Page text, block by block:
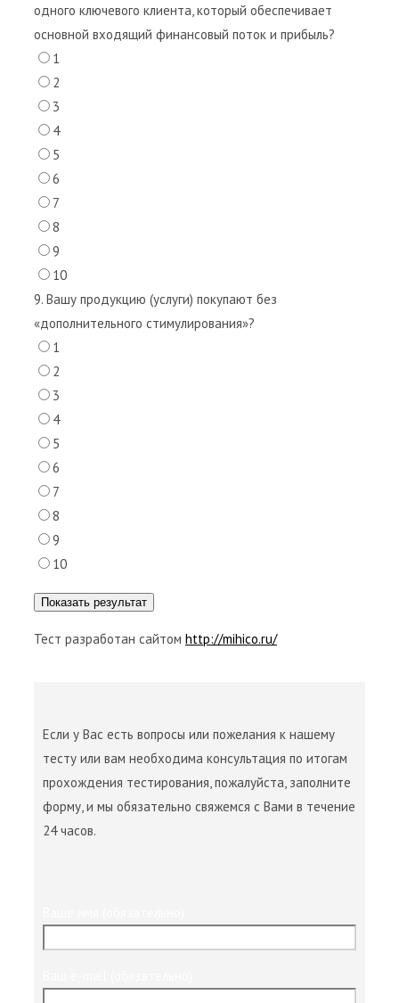
одного ключевого клиента, который обеспечивает
основной входящий финансовый поток и прибыль?
1
2
3
4
5
6
7
8
9
10
9. Вашу продукцию (услуги) покупают без
«дополнительного стимулирования»?
1
2
3
4
5
6
7
8
9
10
Тест разработан сайтом http://mihico.ru/
Если у Вас есть вопросы или пожелания к нашему
тесту или вам необходима консультация по итогам
прохождения тестирования, пожалуйста, заполните
форму, и мы обязательно свяжемся с Вами в течение
24 часов.